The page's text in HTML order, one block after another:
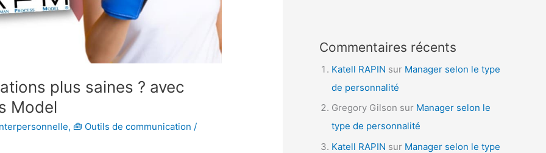
plus saines ? avec
Model
, 🧰 Outils de communication /
Commentaires récents
Katell RAPIN sur Manager selon le type
de personnalité
Gregory Gilson sur Manager selon le
type de personnalité
Katell RAPIN sur Manager selon le type